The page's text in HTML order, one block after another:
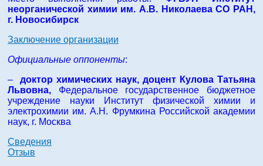
неорганической химии им. А.В. Николаева СО РАН,
г. Новосибирск
Заключение организации
Официальные оппоненты:
– доктор химических наук, доцент Кулова Татьяна
Львовна, Федеральное государственное бюджетное
учреждение науки Институт физической химии и
электрохимии им. А.Н. Фрумкина Российской академии
наук, г. Москва
Сведения
Отзыв